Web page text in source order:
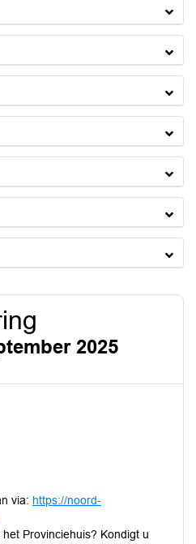
2025
via: https://noord-
Provinciehuis? Kondigt u